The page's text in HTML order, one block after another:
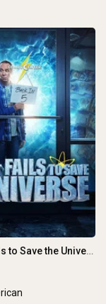
Stuart Fails to Save the Universe